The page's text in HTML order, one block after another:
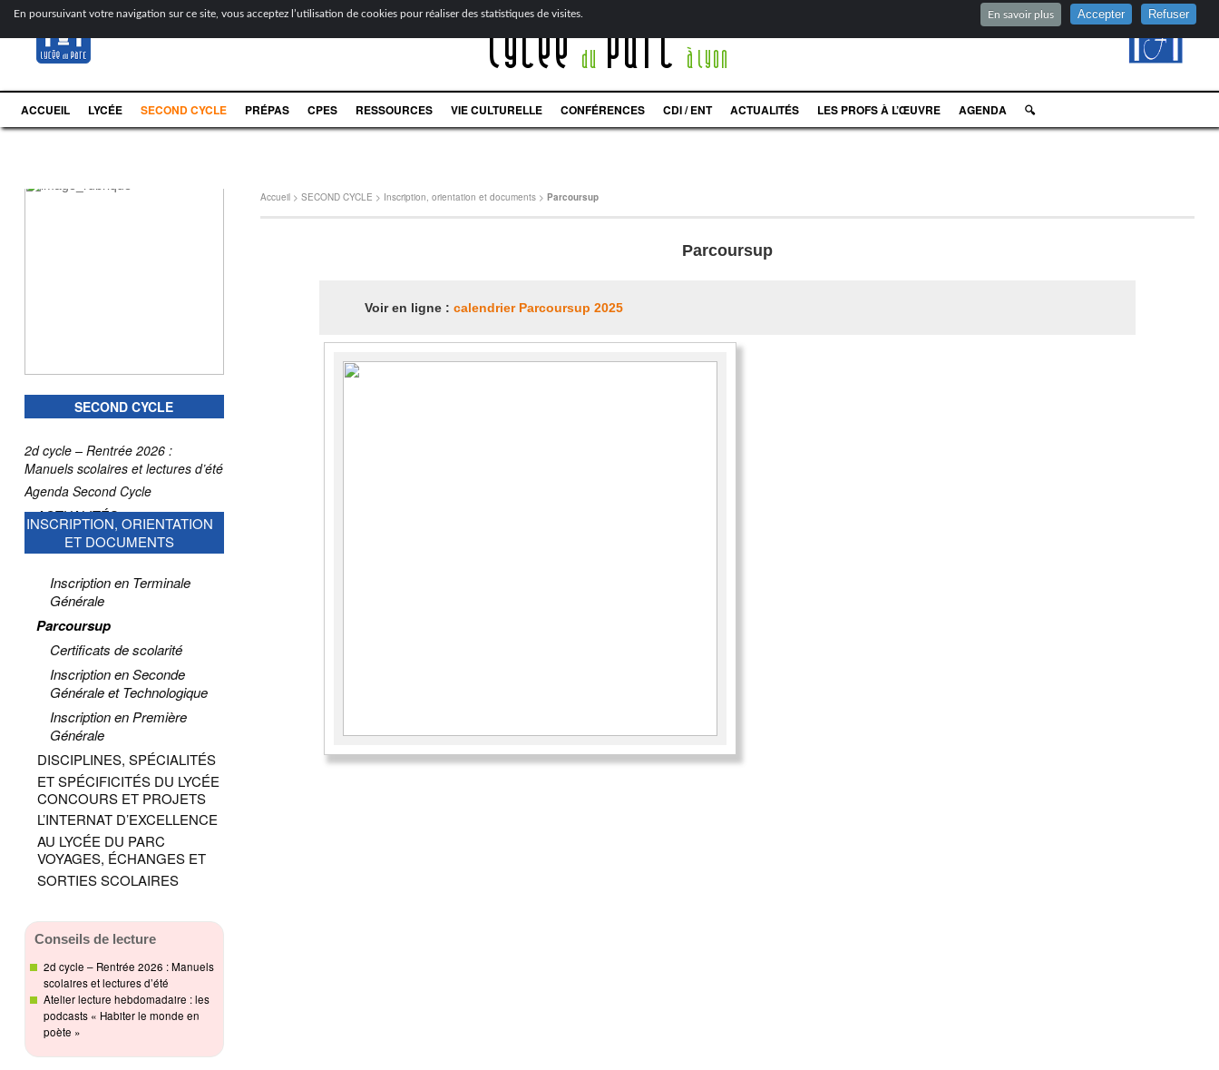
En poursuivant votre navigation sur ce site, vous acceptez l’utilisation de cookies pour réaliser des statistiques de visites. En savoir plus Accepter Refuser
LycéeduParcà Lyon
ACCUEIL LYCÉE SECOND CYCLE PRÉPAS CPES RESSOURCES VIE CULTURELLE CONFÉRENCES CDI / ENT ACTUALITÉS LES PROFS À L’ŒUVRE AGENDA 🔍
Accueil> SECOND CYCLE > Inscription, orientation et documents> Parcoursup
Parcoursup
Voir en ligne : calendrier Parcoursup 2025
SECOND CYCLE
2d cycle – Rentrée 2026 :
Manuels scolaires et lectures d’été
Agenda Second Cycle
ACTUALITÉS
INSCRIPTION, ORIENTATION
ET DOCUMENTS
Inscription en Terminale
Générale
Parcoursup
Certificats de scolarité
Inscription en Seconde
Générale et Technologique
Inscription en Première
Générale
DISCIPLINES, SPÉCIALITÉS
ET SPÉCIFICITÉS DU LYCÉE
CONCOURS ET PROJETS
L’INTERNAT D’EXCELLENCE
AU LYCÉE DU PARC
VOYAGES, ÉCHANGES ET
SORTIES SCOLAIRES
Conseils de lecture
2d cycle – Rentrée 2026 : Manuels
scolaires et lectures d’été
Atelier lecture hebdomadaire : les
podcasts « Habiter le monde en
poète »